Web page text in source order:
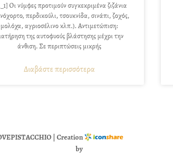
Οι νύμφες προτιμούν συγκεκριμένα ζιζάνια
περδικούλι, τσουκνίδα, σινάπι, ζοχός,
μολόχα, αγριοσέλινο κλπ.). Αντιμετώπιση:
της αυτοφυούς βλάστησης μέχρι την
άνθιση. Σε περιπτώσεις μικρής
Διαβάστε περισσότερα
| Creation
by